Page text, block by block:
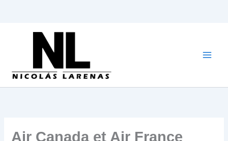
Air Canada et Air France